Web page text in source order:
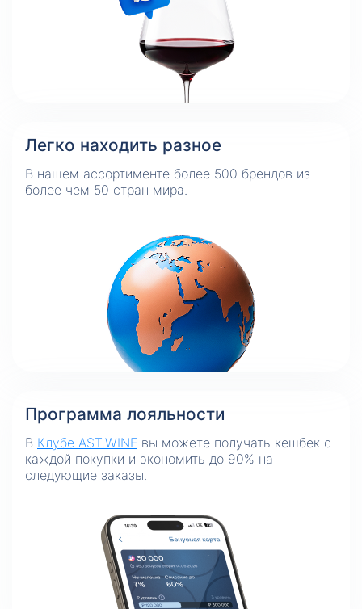
Легко находить разное
В нашем ассортименте более 500 брендов из
более чем 50 стран мира.
Программа лояльности
В Клубе AST.WINE вы можете получать кешбек с
каждой покупки и экономить до 90% на
следующие заказы.